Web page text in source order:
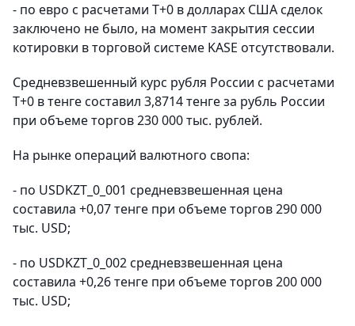
- по евро с расчетами Т+0 в долларах США сделок
заключено не было, на момент закрытия сессии
котировки в торговой системе KASE отсутствовали.
Средневзвешенный курс рубля России с расчетами
T+0 в тенге составил 3,8714 тенге за рубль России
при объеме торгов 230 000 тыс. рублей.
На рынке операций валютного свопа:
- по USDKZT_0_001 средневзвешенная цена
составила +0,07 тенге при объеме торгов 290 000
тыс. USD;
- по USDKZT_0_002 средневзвешенная цена
составила +0,26 тенге при объеме торгов 200 000
тыс. USD;